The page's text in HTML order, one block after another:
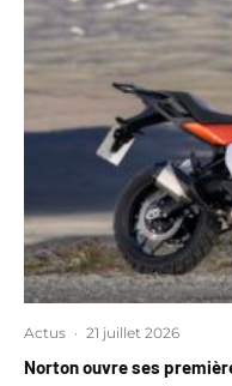
Actus · 21 juillet 2026
Norton ouvre ses